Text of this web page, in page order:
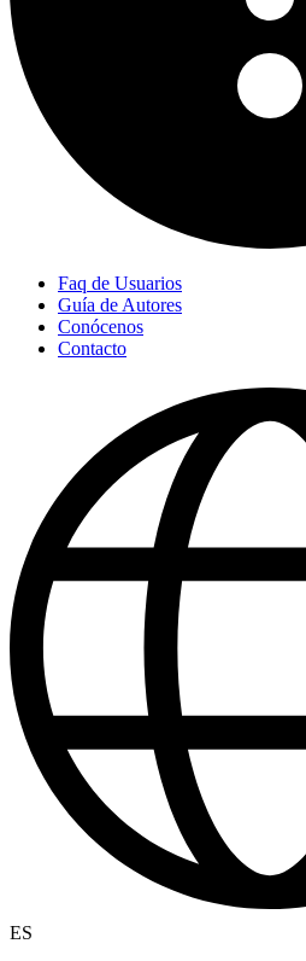
Faq de Usuarios
Guía de Autores
Conócenos
Contacto
ES